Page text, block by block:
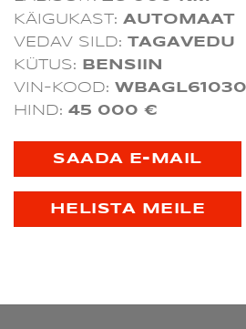
KÄIGUKAST: AUTOMAAT
VEDAV SILD: TAGAVEDU
KÜTUS:
BENSIIN
VIN-KOOD:
HIND: 45 000 €
SAADA E-MAIL
HELISTA MEILE